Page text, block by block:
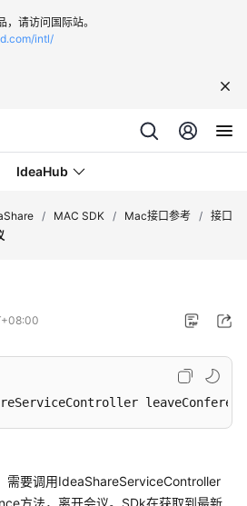
请访问国际站。
intl/
IdeaHub
/ MAC SDK / Mac接口参考 / 接口
需要调用IdeaShareServiceController
方法，离开会议。SDk在获取到最新